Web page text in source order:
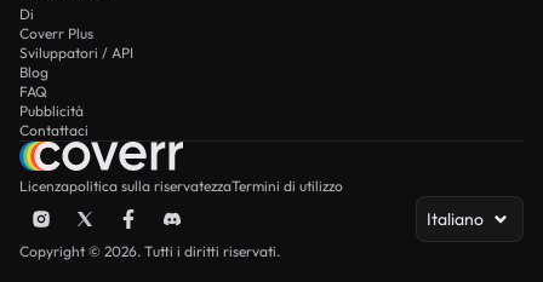
Di
Coverr Plus
Sviluppatori / API
Blog
FAQ
Pubblicità
Contattaci
Licenzapolitica sulla riservatezzaTermini di utilizzo
Italiano
Copyright © 2026. Tutti i diritti riservati.